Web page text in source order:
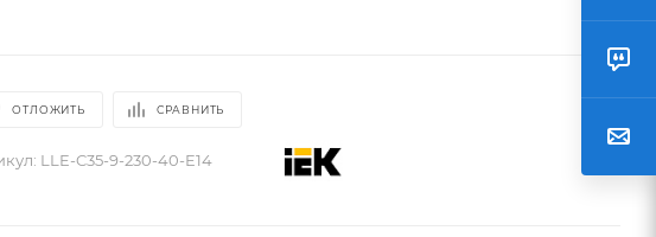
ОТЛОЖИТЬ СРАВНИТЬ
LLE-C35-9-230-40-E14